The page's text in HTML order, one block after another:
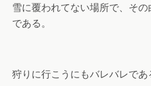
雪に覆われてない場所で、そ
である。
狩りに行こうにもバレバレであ